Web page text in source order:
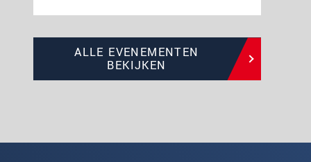
ALLE EVENEMENTEN
BEKIJKEN